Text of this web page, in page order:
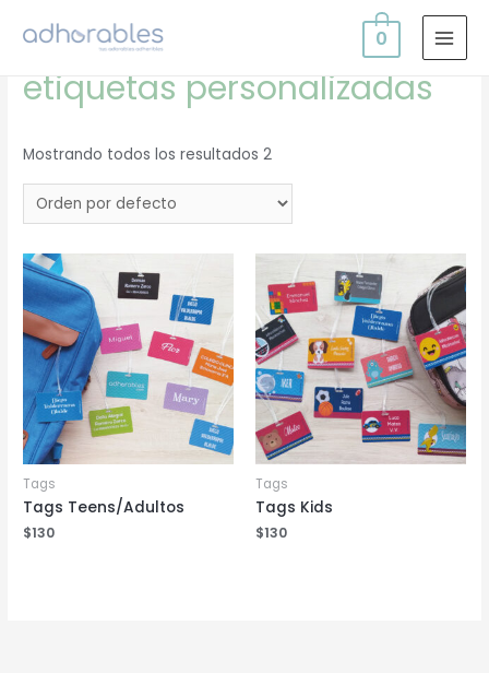
0
Inicio / Productos etiquetados “etiquetas personalizadas”
etiquetas personalizadas
Mostrando todos los resultados 2
Tags
Tags Teens/Adultos
$130
Tags
Tags Kids
$130